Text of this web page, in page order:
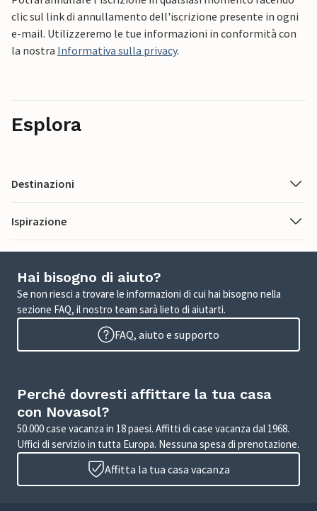
clic sul link di annullamento dell'iscrizione presente in ogni
e-mail. Utilizzeremo le tue informazioni in conformità con
la nostra Informativa sulla privacy.
Esplora
Destinazioni
Ispirazione
Hai bisogno di aiuto?
Se non riesci a trovare le informazioni di cui hai bisogno nella
sezione FAQ, il nostro team sarà lieto di aiutarti.
FAQ, aiuto e supporto
Perché dovresti affittare la tua casa
con Novasol?
50.000 case vacanza in 18 paesi. Affitti di case vacanza dal 1968.
Uffici di servizio in tutta Europa. Nessuna spesa di prenotazione.
Affitta la tua casa vacanza